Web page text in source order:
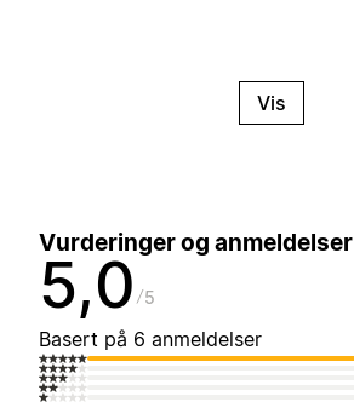
Vis
Vurderinger og anmeldelser
5,0 5
Basert på 6 anmeldelser